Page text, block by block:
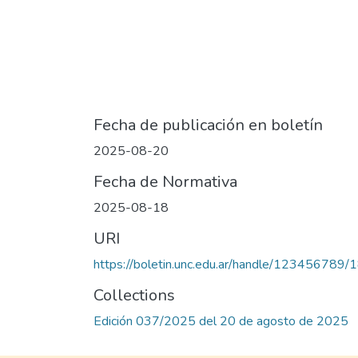
Fecha de publicación en boletín
2025-08-20
Fecha de Normativa
2025-08-18
URI
https://boletin.unc.edu.ar/handle/123456789/
Collections
Edición 037/2025 del 20 de agosto de 2025